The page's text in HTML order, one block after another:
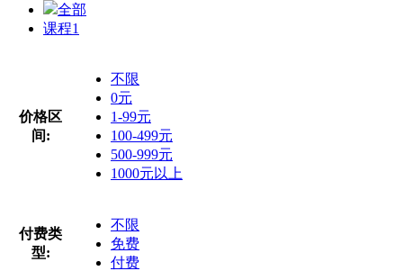
全部
课程1
价格区
间:
不限
0元
1-99元
100-499元
500-999元
1000元以上
付费类
型:
不限
免费
付费